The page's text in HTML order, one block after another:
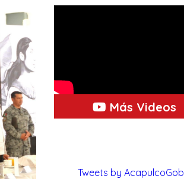
Más Videos
Tweets by AcapulcoGob